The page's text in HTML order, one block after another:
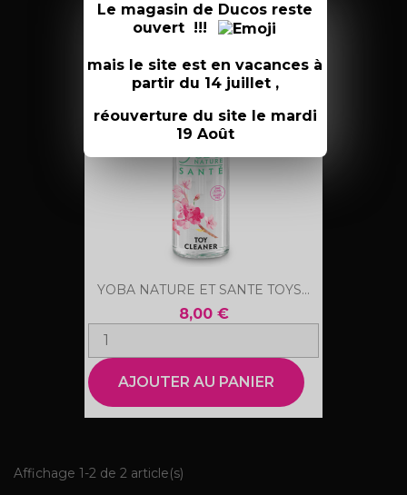
Le magasin de Ducos reste
ouvert !!!
mais le site est en vacances à
partir du 14 juillet ,
réouverture du site le mardi
19 Août
YOBA NATURE ET SANTE TOYS...
8,00 €
AJOUTER AU PANIER
favorite_border
Affichage 1-2 de 2 article(s)